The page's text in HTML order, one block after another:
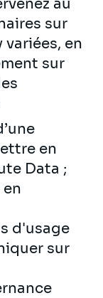
au
sur
en
sur
en
Data ;
d'usage
sur